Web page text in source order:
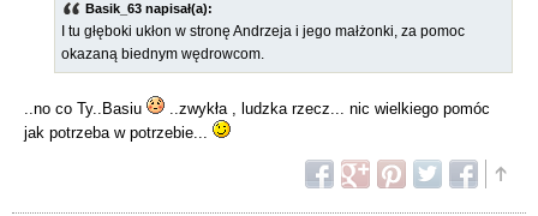
Basik_63 napisał(a):
I tu głęboki ukłon w stronę Andrzeja i jego małżonki, za pomoc
okazaną biednym wędrowcom.
..no co Ty..Basiu
..zwykła , ludzka rzecz... nic wielkiego pomóc
jak potrzeba w potrzebie...